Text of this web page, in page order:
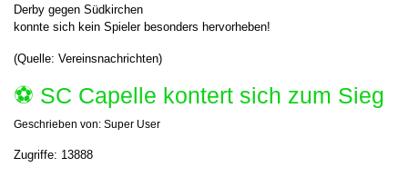
Derby gegen Südkirchen
konnte sich kein Spieler besonders hervorheben!
(Quelle: Vereinsnachrichten)
⚽️ SC Capelle kontert sich zum Sieg
Geschrieben von: Super User
Zugriffe: 13888